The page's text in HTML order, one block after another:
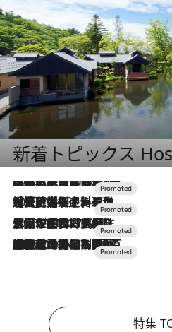
新着トピックス
2026.7.31
【ホテル帰省】という選択肢をOMOが提案。家族とほどよい距離を保つには「昼は実家、夜は気兼ねなくホテルで！」
2026.7.24
【夏限定ディナーコース】旬を迎える稚鮎や花ズッキーニなどをイタリア・トスカーナの郷土料理の手法で満喫！
2026.7.17
「土佐和ハーブかき氷」がOMO7高知に登場！生姜、山椒、大葉など目にも舌にも涼を呼ぶ郷土の味
2026.7.10
NEW OPEN！【界 草津】名湯の地に誕生。趣の異なる2種の温泉と上州ならではの会席・蕎麦割烹など美食を味わう究極の癒やし旅
特集